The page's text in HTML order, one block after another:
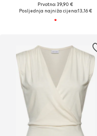
Prvotno: 39,90 €
Posljednja najniža cijena:13,16 €